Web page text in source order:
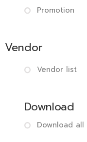
Promotion
Vendor
Vendor list
Download
Download all